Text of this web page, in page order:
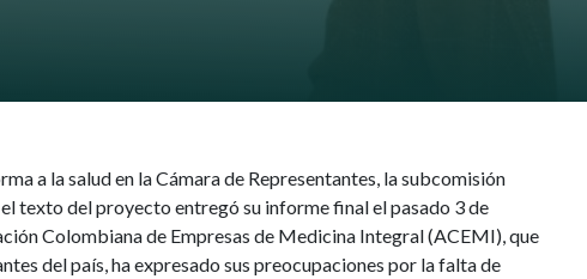
a la salud en la Cámara de Representantes, la subcomisión
texto del proyecto entregó su informe final el pasado 3 de
Colombiana de Empresas de Medicina Integral (ACEMI), que
del país, ha expresado sus preocupaciones por la falta de